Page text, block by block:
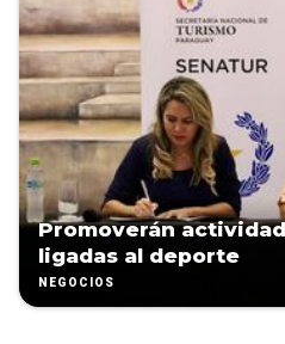
Promoverán
ligadas al deporte
NEGOCIOS